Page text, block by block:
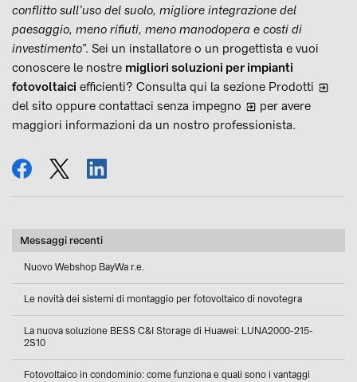
conflitto sull’uso del suolo, migliore integrazione del
paesaggio, meno rifiuti, meno manodopera e costi di
investimento”. Sei un installatore o un progettista e vuoi
conoscere le nostre migliori soluzioni per impianti
fotovoltaici efficienti? Consulta qui la sezione Prodotti
del sito oppure contattaci senza impegno
per avere
maggiori informazioni da un nostro professionista.
condividi
tweetcondividi
Messaggi recenti
Nuovo Webshop BayWa r.e.
Le novità dei sistemi di montaggio per fotovoltaico di novotegra
La nuova soluzione BESS C&I Storage di Huawei: LUNA2000-215-
2S10
Fotovoltaico in condominio: come funziona e quali sono i vantaggi